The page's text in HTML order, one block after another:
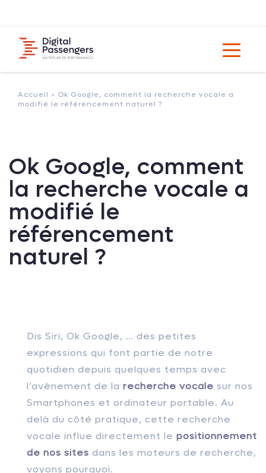
Accueil > Ok Google, comment la recherche vocale a
modifié le référencement naturel ?
Ok Google, comment
la recherche vocale a
modifié le
référencement
naturel ?
Dis Siri, Ok Google, … des petites
expressions qui font partie de notre
quotidien depuis quelques temps avec
l’avènement de la recherche vocale sur nos
Smartphones et ordinateur portable. Au
delà du côté pratique, cette recherche
vocale influe directement le positionnement
de nos sites dans les moteurs de recherche,
voyons pourquoi.